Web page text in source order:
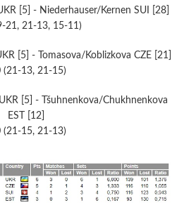
[5] - Niederhauser/Kernen SUI [28]
21, 21-13, 15-11)
[5] - Tomasova/Koblizkova CZE [21]
(21-13, 21-15)
[5] - Tšuhnenkova/Chukhnenkova
EST [12]
(21-15, 21-13)